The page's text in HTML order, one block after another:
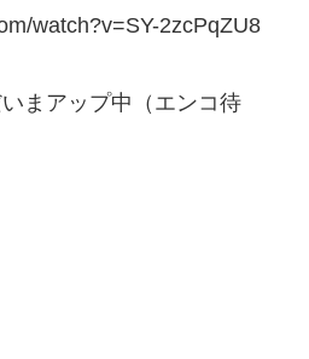
watch?v=SY-2zcPqZU8
まアップ中（エンコ待